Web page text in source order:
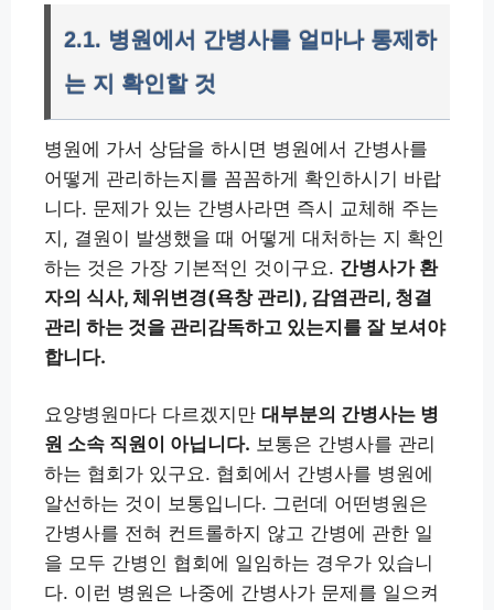
2.1. 병원에서 간병사를 얼마나 통제하
는 지 확인할 것
병원에 가서 상담을 하시면 병원에서 간병사를
어떻게 관리하는지를 꼼꼼하게 확인하시기 바랍
니다. 문제가 있는 간병사라면 즉시 교체해 주는
지, 결원이 발생했을 때 어떻게 대처하는 지 확인
하는 것은 가장 기본적인 것이구요. 간병사가 환
자의 식사, 체위변경(욕창 관리), 감염관리, 청결
관리 하는 것을 관리감독하고 있는지를 잘 보셔야
합니다.
요양병원마다 다르겠지만 대부분의 간병사는 병
원 소속 직원이 아닙니다. 보통은 간병사를 관리
하는 협회가 있구요. 협회에서 간병사를 병원에
알선하는 것이 보통입니다. 그런데 어떤병원은
간병사를 전혀 컨트롤하지 않고 간병에 관한 일
을 모두 간병인 협회에 일임하는 경우가 있습니
다. 이런 병원은 나중에 간병사가 문제를 일으켜